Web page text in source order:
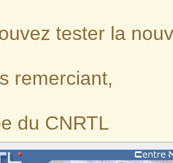
tester la
remerciant,
du CNRTL